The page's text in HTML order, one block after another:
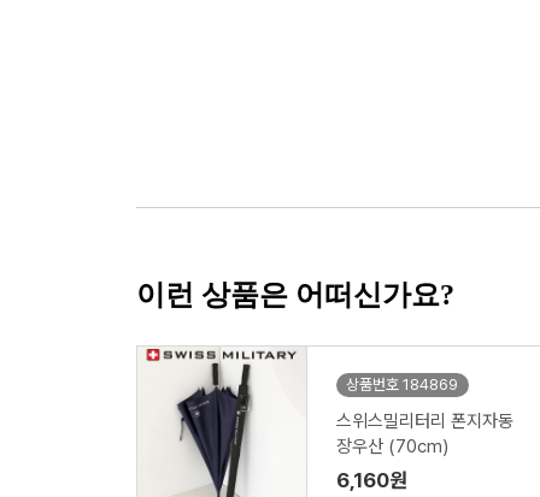
이런 상품은 어떠신가요?
상품번호 184869
스위스밀리터리 폰지자동
장우산 (70cm)
6,160원